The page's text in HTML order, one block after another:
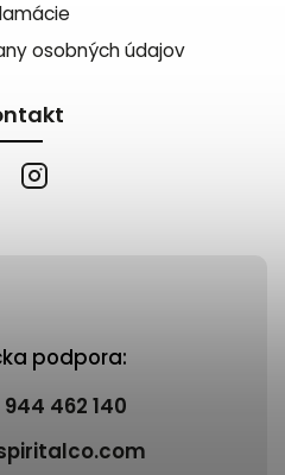
podpora:
944 462 140
osobných údajov